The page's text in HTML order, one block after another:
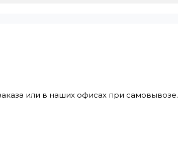
или в наших офисах при самовывозе.